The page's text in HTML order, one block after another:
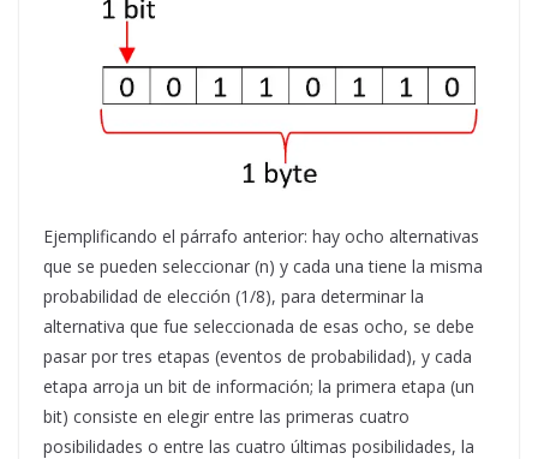
Ejemplificando el párrafo anterior: hay ocho alternativas
que se pueden seleccionar (n) y cada una tiene la misma
probabilidad de elección (1/8), para determinar la
alternativa que fue seleccionada de esas ocho, se debe
pasar por tres etapas (eventos de probabilidad), y cada
etapa arroja un bit de información; la primera etapa (un
bit) consiste en elegir entre las primeras cuatro
posibilidades o entre las cuatro últimas posibilidades, la